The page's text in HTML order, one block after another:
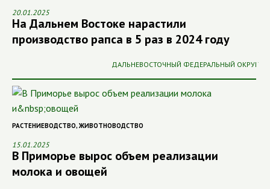
20.01.2025
На Дальнем Востоке нарастили
производство рапса в 5 раз в 2024 году
ДАЛЬНЕВОСТОЧНЫЙ ФЕДЕРАЛЬНЫЙ ОКРУГ
РАСТЕНИЕВОДСТВО, ЖИВОТНОВОДСТВО
15.01.2025
В Приморье вырос объем реализации
молока и овощей